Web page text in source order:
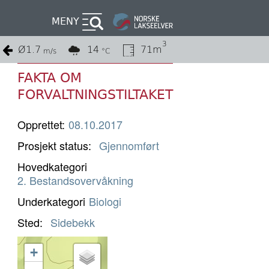
MENY
Ø1.7 m/s 14 °C 71m 3
FAKTA OM
FORVALTNINGSTILTAKET
Opprettet: 08.10.2017
Prosjekt status
Gjennomført
Hovedkategori
2. Bestandsovervåkning
Underkategori Biologi
Sted
Sidebekk
+